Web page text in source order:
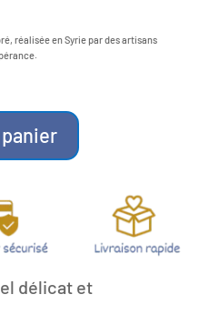
réalisée en Syrie par des artisans
délicat et